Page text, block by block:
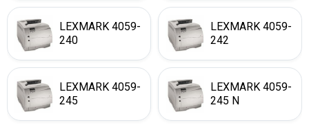
LEXMARK 4059-
240
LEXMARK 4059-
242
LEXMARK 4059-
245
LEXMARK 4059-
245 N